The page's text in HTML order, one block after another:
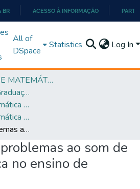
PARA
O
BR ACESSO À INFORMAÇÃO
All of
DSpace
Statistics Log In
INSTITUTO DE MATEMÁTICA E TECNOLOGIA
Programa de Pós-Graduação em Matemática (PROFMAT)
Mestrado em Matemática em Rede Nacional - PROFMAT
Mestrado em Matemática em Rede Nacional - PROFMAT
Resolução de problemas ao som de música clássica no ensino de matemática
ao som de
no ensino de